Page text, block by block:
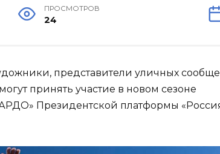
ПРОСМОТРОВ
24
представители уличных
принять участие в новом сезоне
Президентской платформы